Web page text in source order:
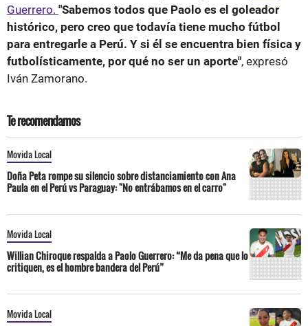
Guerrero. "Sabemos todos que Paolo es el goleador
histórico, pero creo que todavía tiene mucho fútbol
para entregarle a Perú. Y si él se encuentra bien física y
futbolísticamente, por qué no ser un aporte", expresó
Iván Zamorano.
Te recomendamos
Movida Local
Doña Peta rompe su silencio sobre distanciamiento con Ana
Paula en el Perú vs Paraguay: "No entrábamos en el carro"
Movida Local
Willian Chiroque respalda a Paolo Guerrero: “Me da pena que lo
critiquen, es el hombre bandera del Perú”
Movida Local